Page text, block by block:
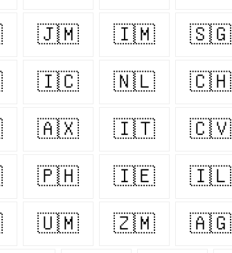
🇯🇲 🇮🇲 🇸🇬
🇮🇨 🇳🇱 🇨🇭
🇦🇽 🇮🇹 🇨🇻
🇵🇭 🇮🇪 🇮🇱
🇺🇲 🇿🇲 🇦🇬